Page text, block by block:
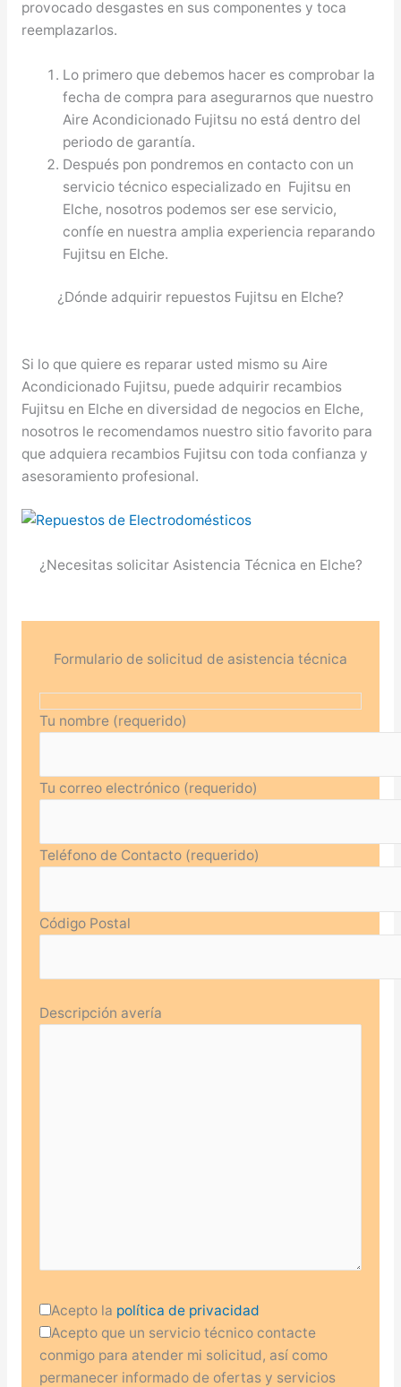
provocado desgastes en sus componentes y toca
reemplazarlos.
Lo primero que debemos hacer es comprobar la
fecha de compra para asegurarnos que nuestro
Aire Acondicionado Fujitsu no está dentro del
periodo de garantía.
Después pon pondremos en contacto con un
servicio técnico especializado en Fujitsu en
Elche, nosotros podemos ser ese servicio,
confíe en nuestra amplia experiencia reparando
Fujitsu en Elche.
¿Dónde adquirir repuestos Fujitsu en Elche?
Si lo que quiere es reparar usted mismo su Aire
Acondicionado Fujitsu, puede adquirir recambios
Fujitsu en Elche en diversidad de negocios en Elche,
nosotros le recomendamos nuestro sitio favorito para
que adquiera recambios Fujitsu con toda confianza y
asesoramiento profesional.
¿Necesitas solicitar Asistencia Técnica en Elche?
Formulario de solicitud de asistencia técnica
Tu nombre (requerido)
Tu correo electrónico (requerido)
Teléfono de Contacto (requerido)
Código Postal
Descripción avería
Acepto la política de privacidad
Acepto que un servicio técnico contacte
conmigo para atender mi solicitud, así como
permanecer informado de ofertas y servicios